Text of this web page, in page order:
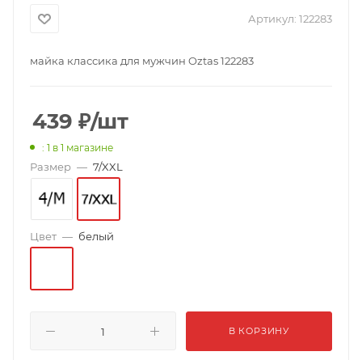
Артикул: 122283
майка классика для мужчин Oztas 122283
439 ₽/шт
: 1 в 1 магазине
Размер — 7/XXL
Цвет — белый
В КОРЗИНУ